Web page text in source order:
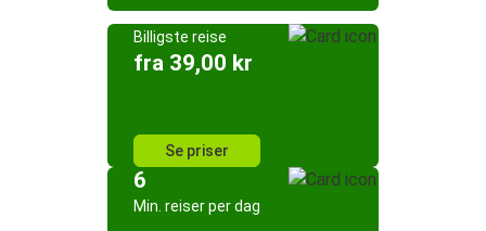
Billigste reise
fra 39,00 kr
Se priser
6
Min. reiser per dag